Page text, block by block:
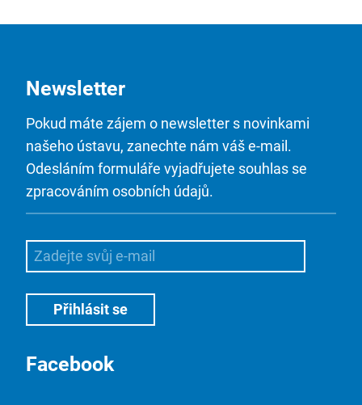
Newsletter
Pokud máte zájem o newsletter s novinkami
našeho ústavu, zanechte nám váš e-mail.
Odesláním formuláře vyjadřujete souhlas se
zpracováním osobních údajů.
Facebook